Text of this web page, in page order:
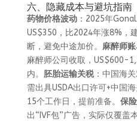
六、隐藏成本与避坑指南
药物价格波动：2025年
US$350，比2024年涨8%，
断，避免中途加价。 麻醉师
麻醉师公司收取，US$600-
内。 胚胎运输关税：中国海
需出具USDA出口许可+中国
15个工作日，提前准备。 保
出“IVF包”广告，实际仅覆盖